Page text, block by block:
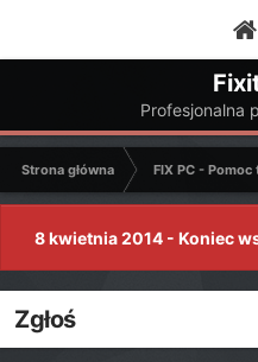
Profesjonalna
Strona główna FIX PC -
8 kwietnia 2014 - Koniec
Zgłoś